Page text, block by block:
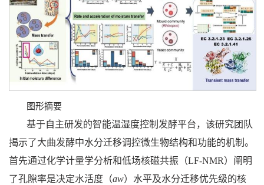
图形摘要
基于自主研发的智能温湿度控制发酵平台，该研究团队
揭示了大曲发酵中水分迁移调控微生物结构和功能的机制。
首先通过化学计量学分析和低场核磁共振（LF-NMR）阐明
了孔隙率是决定水活度（aw）水平及水分迁移优先级的核